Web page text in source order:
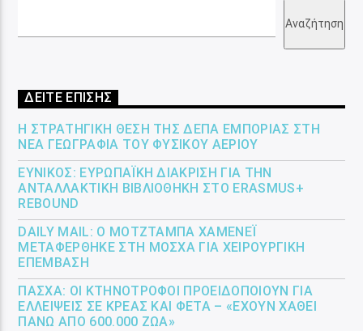
Αναζήτηση
ΔΕΙΤΕ ΕΠΙΣΗΣ
Η ΣΤΡΑΤΗΓΙΚΉ ΘΈΣΗ ΤΗΣ ΔΕΠΑ ΕΜΠΟΡΊΑΣ ΣΤΗ
ΝΈΑ ΓΕΩΓΡΑΦΊΑ ΤΟΥ ΦΥΣΙΚΟΎ ΑΕΡΊΟΥ
ΕΎΝΙΚΟΣ: ΕΥΡΩΠΑΪΚΉ ΔΙΆΚΡΙΣΗ ΓΙΑ ΤΗΝ
ΑΝΤΑΛΛΑΚΤΙΚΉ ΒΙΒΛΙΟΘΉΚΗ ΣΤΟ ERASMUS+
REBOUND
DAILY MAIL: Ο ΜΟΤΖΤΆΜΠΑ ΧΑΜΕΝΕΪ́
ΜΕΤΑΦΈΡΘΗΚΕ ΣΤΗ ΜΌΣΧΑ ΓΙΑ ΧΕΙΡΟΥΡΓΙΚΉ
ΕΠΈΜΒΑΣΗ
ΠΆΣΧΑ: ΟΙ ΚΤΗΝΟΤΡΌΦΟΙ ΠΡΟΕΙΔΟΠΟΙΟΎΝ ΓΙΑ
ΕΛΛΕΊΨΕΙΣ ΣΕ ΚΡΈΑΣ ΚΑΙ ΦΈΤΑ – «ΈΧΟΥΝ ΧΑΘΕΊ
ΠΆΝΩ ΑΠΌ 600.000 ΖΏΑ»